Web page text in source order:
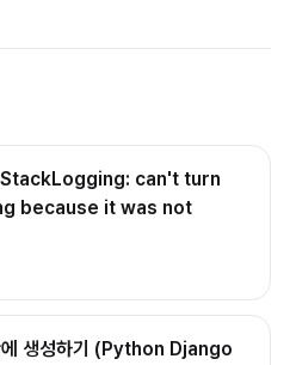
can't turn
because it was not
에 생성하기 (Python Django